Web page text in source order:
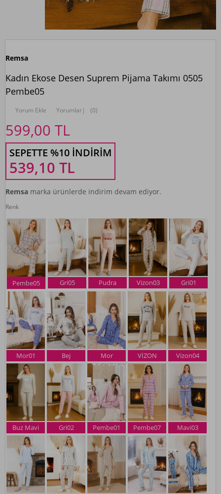
Remsa
Kadın Ekose Desen Suprem Pijama Takımı 0505
Pembe05
Yorum Ekle Yorumlar| (0)
599,00 TL
SEPETTE %10 İNDIRIM
539,10 TL
Remsa marka ürünlerde indirim devam ediyor.
Renk
Pembe05 Gri05 Pudra Vizon03 Gri01
Mor01 Bej Mor VİZON Vizon04
Buz Mavi Gri02 Pembe01 Pembe07 Mavi03